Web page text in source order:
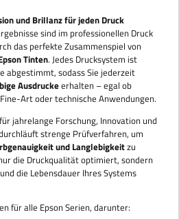
und Brillanzfürjeden Druck
sind im professionellen Druck
das perfekte Zusammenspiel von
Tinten. Jedes Drucksystem ist
abgestimmt, sodassSie jederzeit
Ausdruckeerhalten –egal ob
Fine-Artodertechnische Anwendungen.
für jahrelange Forschung, Innovationund
strenge Prüfverfahren, um
und Langlebigkeitzu
die Druckqualitätoptimiert, sondern
und die Lebensdauer IhresSystems
füralle EpsonSerien, darunter: